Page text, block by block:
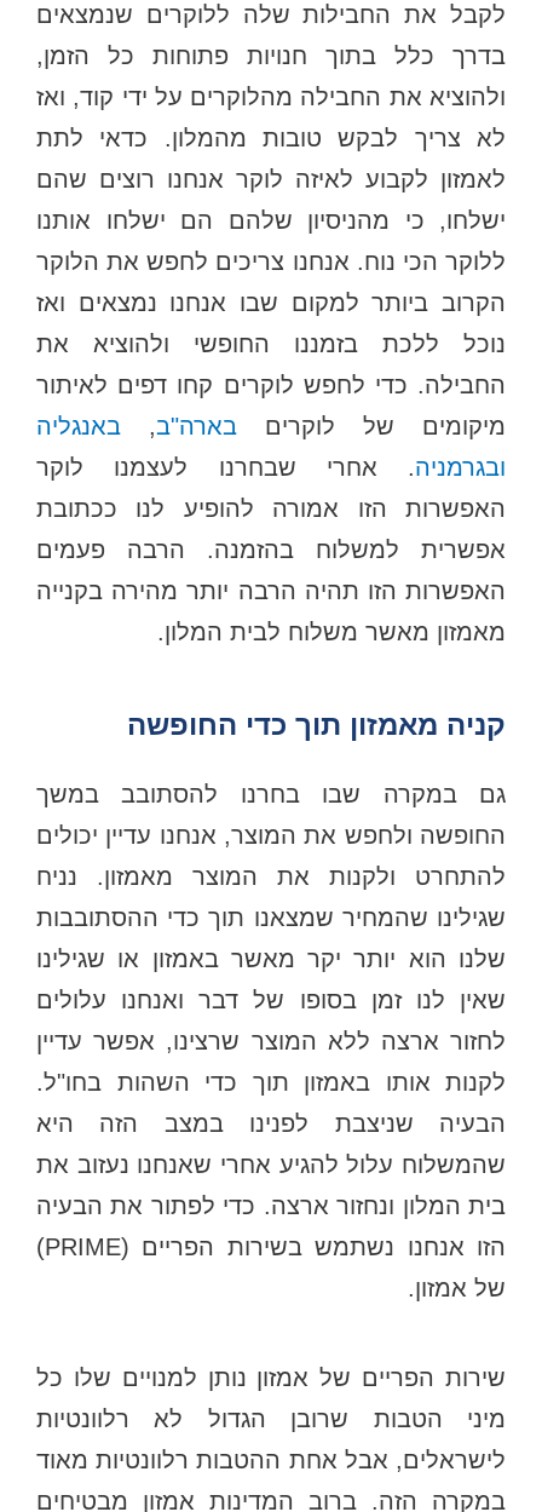
לקבל את החבילות שלה ללוקרים שנמצאים
בדרך כלל בתוך חנויות פתוחות כל הזמן,
ולהוציא את החבילה מהלוקרים על ידי קוד, ואז
לא צריך לבקש טובות מהמלון. כדאי לתת
לאמזון לקבוע לאיזה לוקר אנחנו רוצים שהם
ישלחו, כי מהניסיון שלהם הם ישלחו אותנו
ללוקר הכי נוח. אנחנו צריכים לחפש את הלוקר
הקרוב ביותר למקום שבו אנחנו נמצאים ואז
נוכל ללכת בזמננו החופשי ולהוציא את
החבילה. כדי לחפש לוקרים קחו דפים לאיתור
מיקומים של לוקרים בארה"ב, באנגליה
ובגרמניה. אחרי שבחרנו לעצמנו לוקר
האפשרות הזו אמורה להופיע לנו ככתובת
אפשרית למשלוח בהזמנה. הרבה פעמים
האפשרות הזו תהיה הרבה יותר מהירה בקנייה
מאמזון מאשר משלוח לבית המלון.
קניה מאמזון תוך כדי החופשה
גם במקרה שבו בחרנו להסתובב במשך
החופשה ולחפש את המוצר, אנחנו עדיין יכולים
להתחרט ולקנות את המוצר מאמזון. נניח
שגילינו שהמחיר שמצאנו תוך כדי ההסתובבות
שלנו הוא יותר יקר מאשר באמזון או שגילינו
שאין לנו זמן בסופו של דבר ואנחנו עלולים
לחזור ארצה ללא המוצר שרצינו, אפשר עדיין
לקנות אותו באמזון תוך כדי השהות בחו"ל.
הבעיה שניצבת לפנינו במצב הזה היא
שהמשלוח עלול להגיע אחרי שאנחנו נעזוב את
בית המלון ונחזור ארצה. כדי לפתור את הבעיה
הזו אנחנו נשתמש בשירות הפריים (PRIME)
של אמזון.
שירות הפריים של אמזון נותן למנויים שלו כל
מיני הטבות שרובן הגדול לא רלוונטיות
לישראלים, אבל אחת ההטבות רלוונטיות מאוד
במקרה הזה. ברוב המדינות אמזון מבטיחים